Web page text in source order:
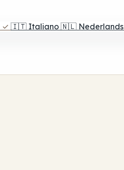
✓ 🇮🇹 Italiano 🇳🇱 Nederlands